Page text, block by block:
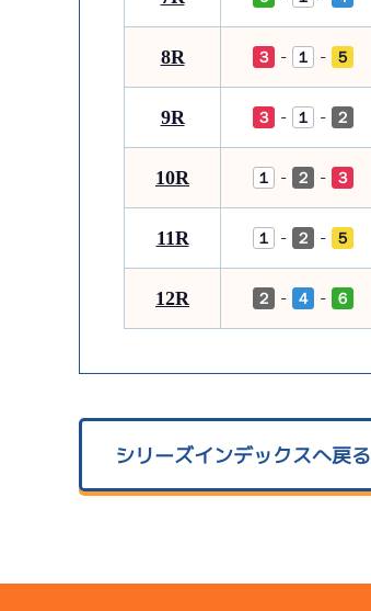
8R ３ - １ - ５
9R ３ - １ - ２
10R １ - ２ - ３
11R １ - ２ - ５
12R ２ - ４ - ６
シリーズインデックスへ戻る